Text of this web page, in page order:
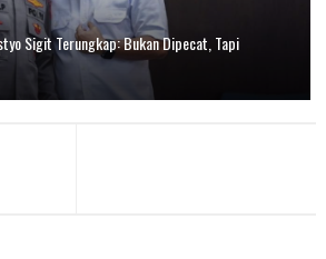
Sigit Terungkap: Bukan Dipecat, Tapi